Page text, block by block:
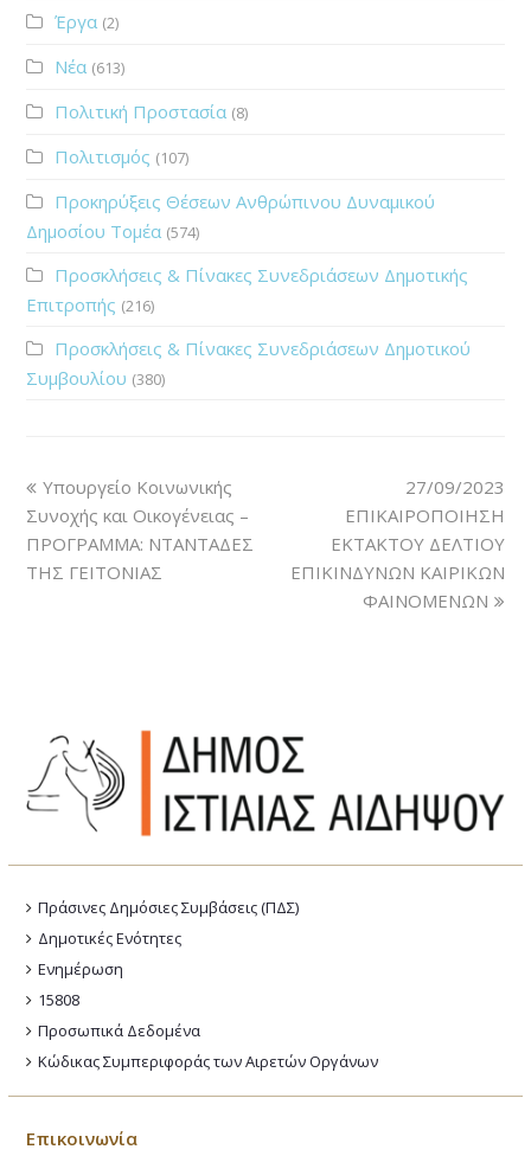
Έργα (2)
Νέα (613)
Πολιτική Προστασία (8)
Πολιτισμός (107)
Προκηρύξεις Θέσεων Ανθρώπινου Δυναμικού
Δημοσίου Τομέα (574)
Προσκλήσεις & Πίνακες Συνεδριάσεων Δημοτικής
Επιτροπής (216)
Προσκλήσεις & Πίνακες Συνεδριάσεων Δημοτικού
Συμβουλίου (380)
Υπουργείο Κοινωνικής
Συνοχής και Οικογένειας –
ΠΡΟΓΡΑΜΜΑ: ΝΤΑΝΤΑΔΕΣ
ΤΗΣ ΓΕΙΤΟΝΙΑΣ
27/09/2023
ΕΠΙΚΑΙΡΟΠΟΙΗΣΗ
ΕΚΤΑΚΤΟΥ ΔΕΛΤΙΟΥ
ΕΠΙΚΙΝΔΥΝΩΝ ΚΑΙΡΙΚΩΝ
ΦΑΙΝΟΜΕΝΩΝ
Πράσινες Δημόσιες Συμβάσεις (ΠΔΣ)
Δημοτικές Ενότητες
Ενημέρωση
15808
Προσωπικά Δεδομένα
Κώδικας Συμπεριφοράς των Αιρετών Οργάνων
Επικοινωνία